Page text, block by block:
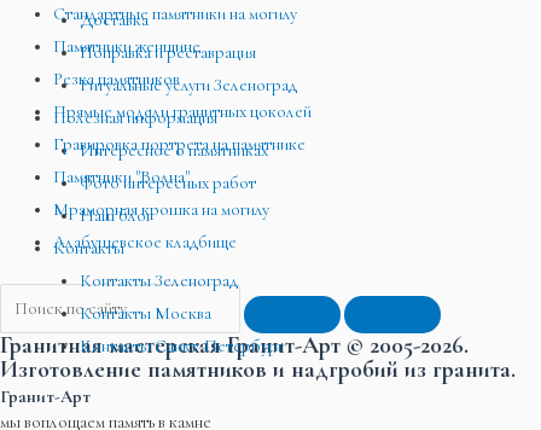
Доставка
Поправка и реставрация
Ритуальные услуги Зеленоград
Полезная информация
Интересное о памятниках
Фото интересных работ
Наш блог
Контакты
Контакты Зеленоград
Контакты Москва
Контакты Санкт-Петербург
Гранит-Арт
мы воплощаем память в камне
Стандартные памятники на могилу
Памятники женщине
Резка памятников
Прямые модели гранитных цоколей
Гравировка портрета на памятнике
Памятники "Волна"
Мраморная крошка на могилу
Алабушевское кладбище
Гранитная мастерская Гранит-Арт © 2005-2026.
Изготовление памятников и надгробий из гранита.